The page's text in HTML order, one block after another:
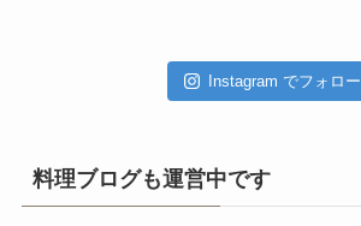
Instagram でフォロー
料理ブログも運営中です